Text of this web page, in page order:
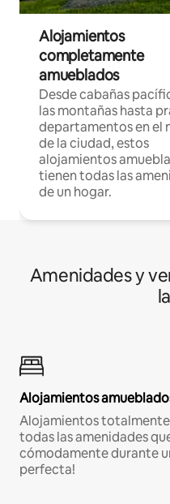
Alojamientos
completamente
amueblados
Desde cabañas
las montañas hasta
departamentos en el
de la ciudad, estos
alojamientos
tienen todas las
de un hogar.
Amenidades y
Alojamientos
Alojamientos
todas las amenidades
cómodamente durante
perfecta!